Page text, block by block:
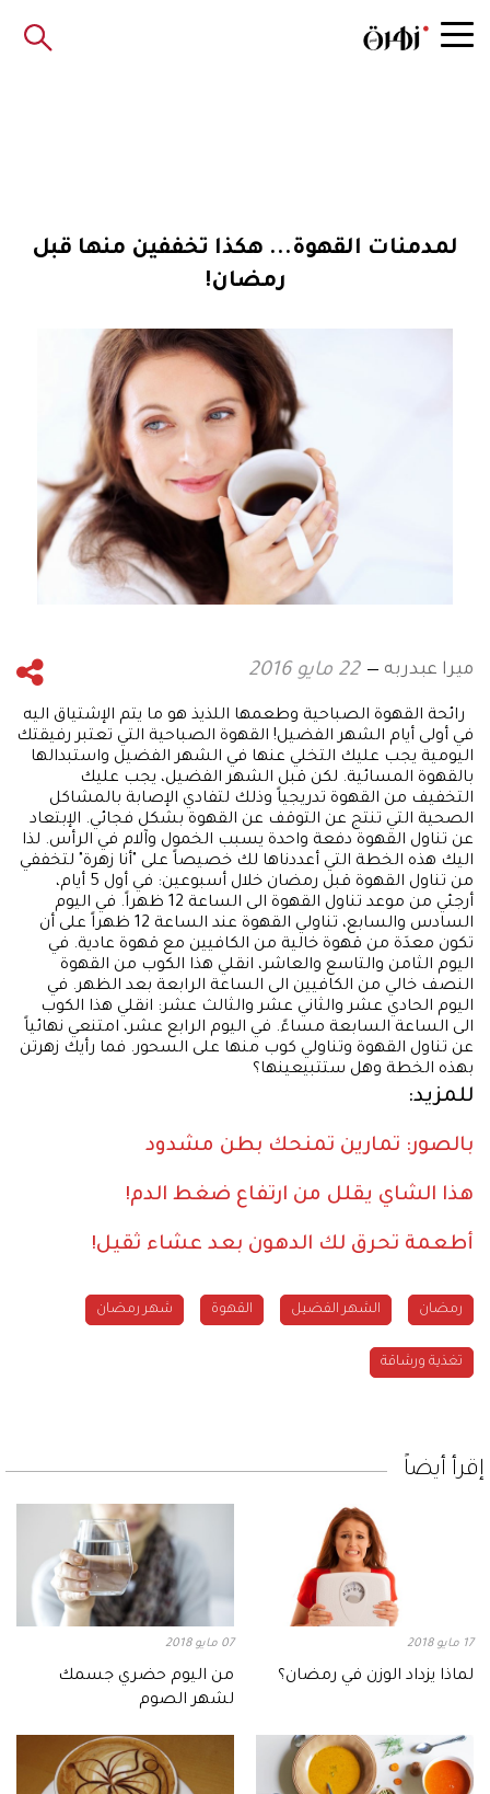
لمدمنات القهوة... هكذا تخففين منها قبل
رمضان!
ميرا عبدربه 22 مايو 2016
رائحة القهوة الصباحية وطعمها اللذيذ هو ما يتم الإشتياق اليه
في أولى أيام الشهر الفضيل! القهوة الصباحية التي تعتبر رفيقتك
اليومية يجب عليك التخلي عنها في الشهر الفضيل واستبدالها
بالقهوة المسائية. لكن قبل الشهر الفضيل، يجب عليك
التخفيف من القهوة تدريجياً وذلك لتفادي الإصابة بالمشاكل
الصحية التي تنتج عن التوقف عن القهوة بشكل فجائي. الإبتعاد
عن تناول القهوة دفعة واحدة يسبب الخمول وآلام في الرأس. لذا
اليك هذه الخطة التي أعددناها لك خصيصاً على "أنا زهرة" لتخففي
من تناول القهوة قبل رمضان خلال أسبوعين: في أول 5 أيام،
أرجئي من موعد تناول القهوة الى الساعة 12 ظهراً. في اليوم
السادس والسابع، تناولي القهوة عند الساعة 12 ظهراً على أن
تكون معدَة من قهوة خالية من الكافيين مع قهوة عادية. في
اليوم الثامن والتاسع والعاشر، انقلي هذا الكوب من القهوة
النصف خالي من الكافيين الى الساعة الرابعة بعد الظهر. في
اليوم الحادي عشر والثاني عشر والثالث عشر: انقلي هذا الكوب
الى الساعة السابعة مساءً. في اليوم الرابع عشر، امتنعي نهائياً
عن تناول القهوة وتناولي كوب منها على السحور. فما رأيك زهرتن
بهذه الخطة وهل ستتبيعينها؟
للمزيد:
بالصور: تمارين تمنحك بطن مشدود
هذا الشاي يقلل من ارتفاع ضغط الدم!
أطعمة تحرق لك الدهون بعد عشاء ثقيل!
رمضان الشهر الفضيل القهوة شهر رمضان
تغذية ورشاقة
إقرأ أيضاً
17 مايو 2018
لماذا يزداد الوزن في رمضان؟
07 مايو 2018
من اليوم حضري جسمك
لشهر الصوم